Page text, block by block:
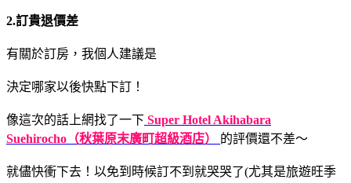
2.訂貴退價差
有關於訂房，我個人建議是
決定哪家以後快點下訂！
像這次的話上網找了一下 Super Hotel Akihabara
Suehirocho（秋葉原末廣町超級酒店） 的評價還不差～
就儘快衝下去！以免到時候訂不到就哭哭了(尤其是旅遊旺季